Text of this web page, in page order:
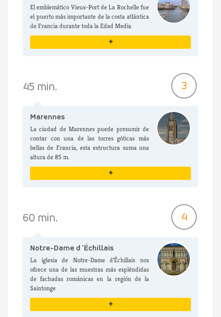
El emblemático Vieux-Port de La Rochelle fue
el puerto más importante de la costa atlántica
de Francia durante toda la Edad Media
+
45 min. 3
Marennes
La ciudad de Marennes puede presumir de
contar con una de las torres góticas más
bellas de Francia, esta estructura suma una
altura de 85 m.
+
60 min. 4
Notre-Dame d 'Échillais
La iglesia de Notre-Dame d'Échillais nos
ofrece una de las muestras más espléndidas
de fachadas románicas en la región de la
Saintonge
+